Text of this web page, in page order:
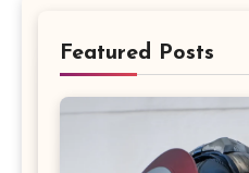
Featured Posts